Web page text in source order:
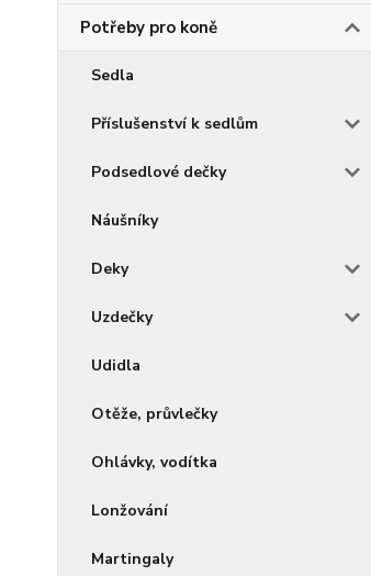
Potřeby pro koně
Sedla
Příslušenství k sedlům
Podsedlové dečky
Náušníky
Deky
Uzdečky
Udidla
Otěže, průvlečky
Ohlávky, vodítka
Lonžování
Martingaly